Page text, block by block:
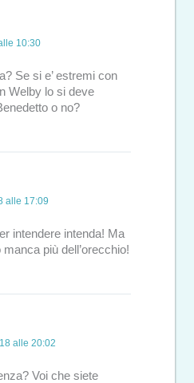
10:30
Se si e’ estremi con
Welby lo si deve
o no?
alle 17:09
intendere intenda! Ma
più dell’orecchio!
alle 20:02
Voi che siete